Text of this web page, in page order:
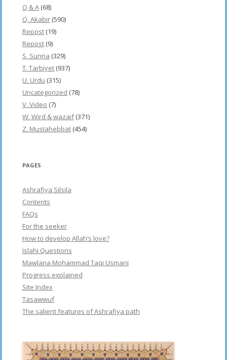
Q & A (68)
Q. Akabir (590)
Repost (19)
Repost (9)
S. Sunna (329)
T. Tarbiyet (937)
U. Urdu (315)
Uncategorized (78)
V. Video (7)
W. Wird & wazaif(371)
Z. Mustahebbat (454)
PAGES
Ashrafiya Silsila
Contents
FAQs
For the seeker
How to develop Allah’s love?
Islahi Questions
Mawlana Mohammad Taqi Usmani
Progress explained
Site Index
Tasawwuf
The salient features of Ashrafiya path